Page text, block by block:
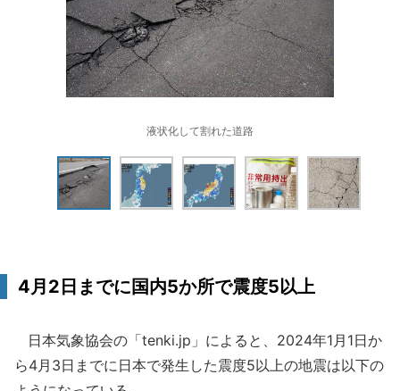
液状化して割れた道路
4月2日までに国内5か所で震度5以上
日本気象協会の「tenki.jp」によると、2024年1月1日か
ら4月3日までに日本で発生した震度5以上の地震は以下の